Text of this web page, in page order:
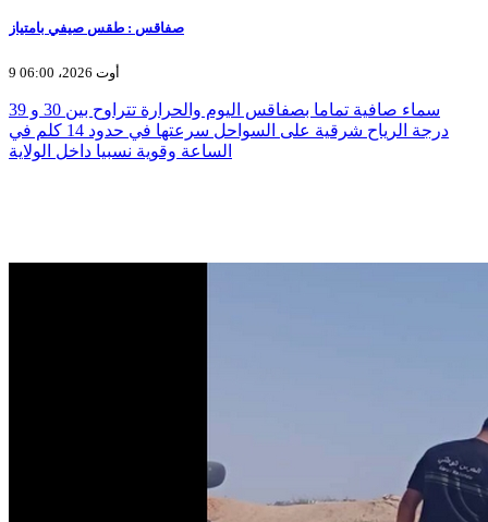
صفاقس : طقس صيفي بامتياز
9 أوت 2026، 06:00
سماء صافية تماما بصفاقس اليوم والحرارة تتراوح بين 30 و 39
درجة الرياح شرقية على السواحل سرعتها في حدود 14 كلم في
الساعة وقوية نسبيا داخل الولاية